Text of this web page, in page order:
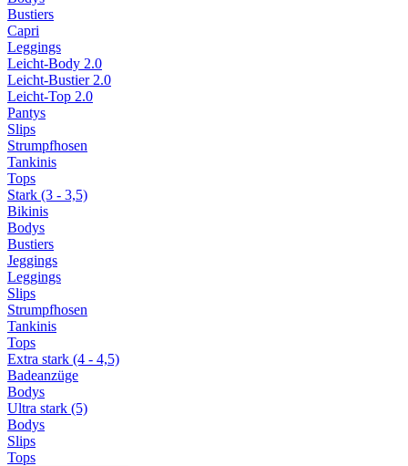
Bustiers
Capri
Leggings
Leicht-Body 2.0
Leicht-Bustier 2.0
Leicht-Top 2.0
Pantys
Slips
Strumpfhosen
Tankinis
Tops
Stark (3 - 3,5)
Bikinis
Bodys
Bustiers
Jeggings
Leggings
Slips
Strumpfhosen
Tankinis
Tops
Extra stark (4 - 4,5)
Badeanzüge
Bodys
Ultra stark (5)
Bodys
Slips
Tops